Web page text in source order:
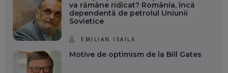
va rămâne ridicat? România, încă
dependentă de petrolul Uniunii
Sovietice
EMILIAN ISAILĂ
Motive de optimism de la Bill Gates